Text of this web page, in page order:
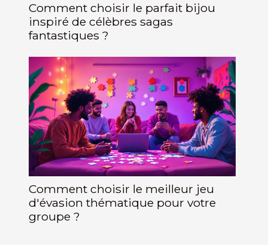
Comment choisir le parfait bijou
inspiré de célèbres sagas
fantastiques ?
Comment choisir le meilleur jeu
d'évasion thématique pour votre
groupe ?